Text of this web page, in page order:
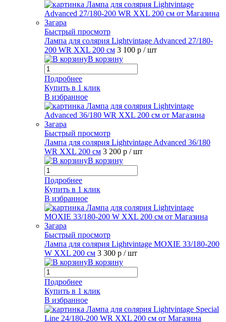
Быстрый просмотр
Лампа для солярия Lightvintage Advanced 27/180-
200 WR XXL 200 см 3 100 р / шт
В корзину
Подробнее
Купить в 1 клик
В избранное
Быстрый просмотр
Лампа для солярия Lightvintage Advanced 36/180
WR XXL 200 см 3 200 р / шт
В корзину
Подробнее
Купить в 1 клик
В избранное
Быстрый просмотр
Лампа для солярия Lightvintage MOXIE 33/180-200
W XXL 200 см 3 300 р / шт
В корзину
Подробнее
Купить в 1 клик
В избранное